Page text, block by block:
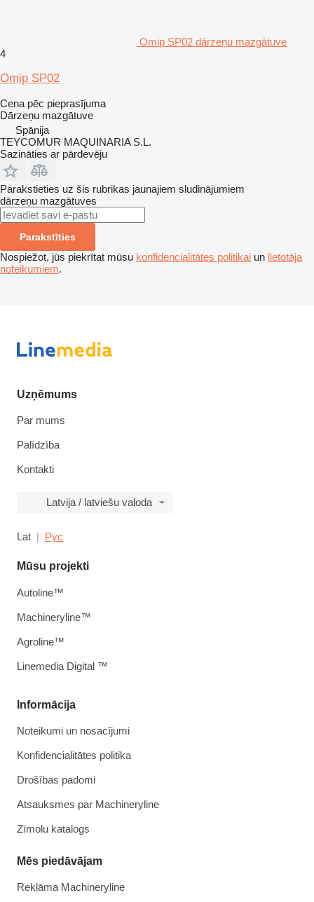
Omip SP02 dārzeņu mazgātuve
4
Omip SP02
Cena pēc pieprasījuma
Dārzeņu mazgātuve
Spānija
TEYCOMUR MAQUINARIA S.L.
Sazināties ar pārdevēju
Parakstieties uz šis rubrikas jaunajiem sludinājumiem
dārzeņu mazgātuves
Parakstīties
Nospiežot, jūs piekrītat mūsu konfidencialitātes politikai un lietotāja
noteikumiem.
Uzņēmums
Par mums
Palīdzība
Kontakti
Latvija / latviešu valoda
Lat Рус
Informācija
Noteikumi un nosacījumi
Konfidencialitātes politika
Drošības padomi
Atsauksmes par Machineryline
Zīmolu katalogs
Mēs piedāvājam
Reklāma Machineryline
Mūsu projekti
Autoline™
Machineryline™
Agroline™
Linemedia Digital ™